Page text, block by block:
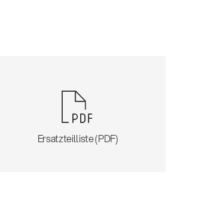
Ersatzteilliste (PDF)